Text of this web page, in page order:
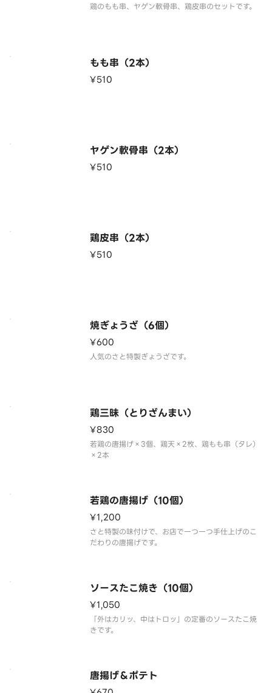
鶏のもも串、ヤゲン軟骨串、鶏皮串のセットです。
もも串（2本）
¥510
ヤゲン軟骨串（2本）
¥510
鶏皮串（2本）
¥510
焼ぎょうざ（6個）
¥600
人気のさと特製ぎょうざです。
鶏三昧（とりざんまい）
¥830
若鶏の唐揚げ×3個、鶏天×2枚、鶏もも串（タレ）
×2本
若鶏の唐揚げ（10個）
¥1,200
さと特製の味付けで、お店で一つ一つ手仕上げのこ
だわりの唐揚げです。
ソースたこ焼き（10個）
¥1,050
「外はカリッ、中はトロッ」の定番のソースたこ焼
きです。
唐揚げ＆ポテト